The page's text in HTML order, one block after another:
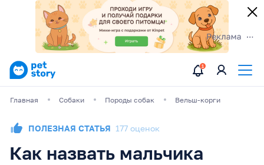
Главная Собаки Породы собак Вельш-корги
ПОЛЕЗНАЯ СТАТЬЯ 177 оценок
Как назвать мальчика